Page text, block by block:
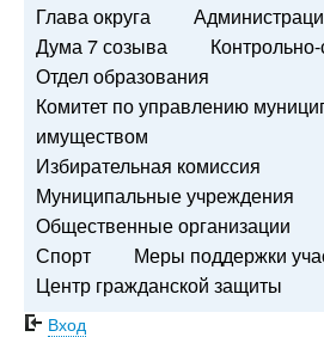
Глава округа
Дума 7 созыва
Отдел образования
Комитет по управлению
имуществом
Избирательная комиссия
Муниципальные учреждения
Общественные организации
Спорт
Меры поддержки
Центр гражданской защиты
Вход